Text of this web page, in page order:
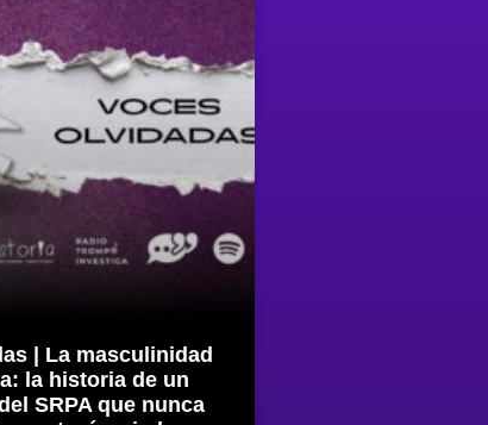
| La masculinidad
la historia de un
SRPA que nunca